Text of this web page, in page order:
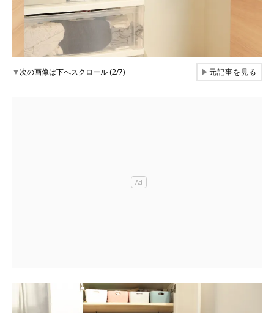
▼次の画像は下へスクロール (2/7) ▶元記事を見る